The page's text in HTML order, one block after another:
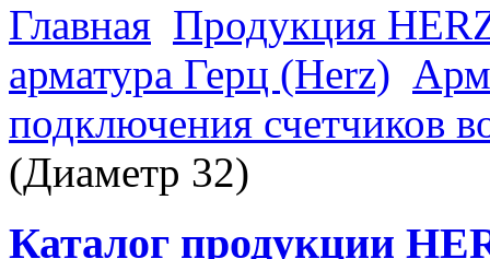
Главная Продукция
арматура Герц (Herz)
подключения счетчиков
(Диаметр 32)
Каталог продукции